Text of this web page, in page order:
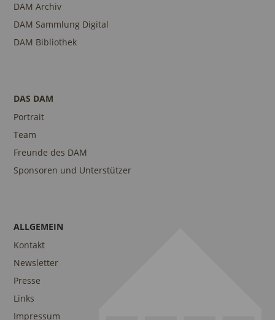
DAM Archiv
DAM Sammlung Digital
DAM Bibliothek
DAS DAM
Portrait
Team
Freunde des DAM
Sponsoren und Unterstützer
ALLGEMEIN
Kontakt
Newsletter
Presse
Links
Impressum